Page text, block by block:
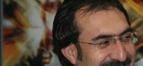
Siyaset
Spor